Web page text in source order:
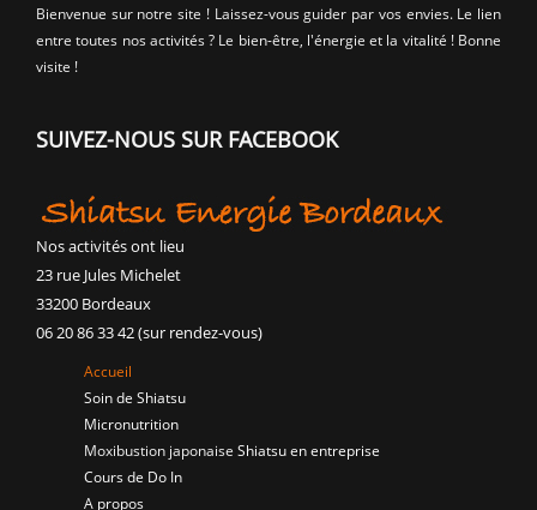
Bienvenue sur notre site ! Laissez-vous guider par vos envies. Le lien
entre toutes nos activités ? Le bien-être, l'énergie et la vitalité ! Bonne
visite !
SUIVEZ-NOUS SUR FACEBOOK
Nos activités ont lieu
23 rue Jules Michelet
33200 Bordeaux
06 20 86 33 42 (sur rendez-vous)
Accueil
Soin de Shiatsu
Micronutrition
Moxibustion japonaise Shiatsu en entreprise
Cours de Do In
A propos